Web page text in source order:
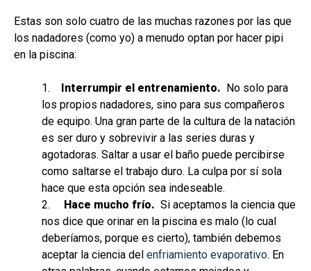
Estas son solo cuatro de las muchas razones por las que
los nadadores (como yo) a menudo optan por hacer pipi
en la piscina:
1. Interrumpir el entrenamiento. No solo para
los propios nadadores, sino para sus compañeros
de equipo. Una gran parte de la cultura de la natación
es ser duro y sobrevivir a las series duras y
agotadoras. Saltar a usar el baño puede percibirse
como saltarse el trabajo duro. La culpa por sí sola
hace que esta opción sea indeseable.
2. Hace mucho frío. Si aceptamos la ciencia que
nos dice que orinar en la piscina es malo (lo cual
deberíamos, porque es cierto), también debemos
aceptar la ciencia del enfriamiento evaporativo. En